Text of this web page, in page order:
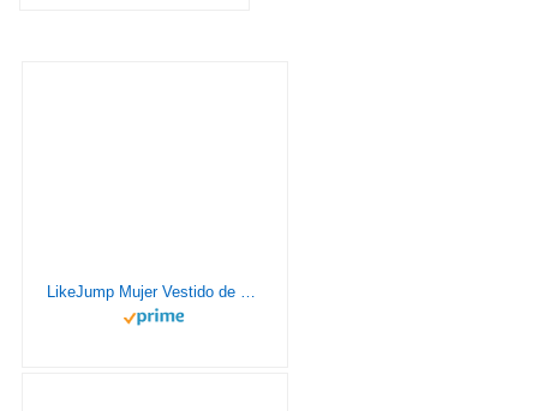
LikeJump Mujer Vestido de Playa Floral Kimono para Bañador Pareos Camisa Larga de Verano Cover Ups